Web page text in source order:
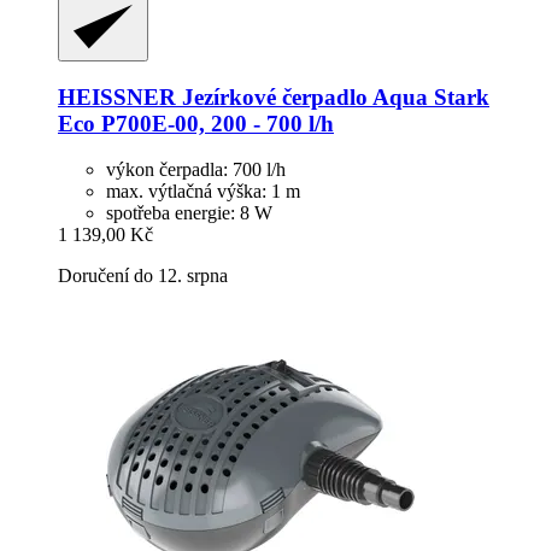
HEISSNER Jezírkové čerpadlo Aqua Stark
Eco P700E-​00, 200 -​ 700 l/h
výkon čerpadla: 700 l/h
max. výtlačná výška: 1 m
spotřeba energie: 8 W
1 139,00 Kč
Doručení do 12. srpna